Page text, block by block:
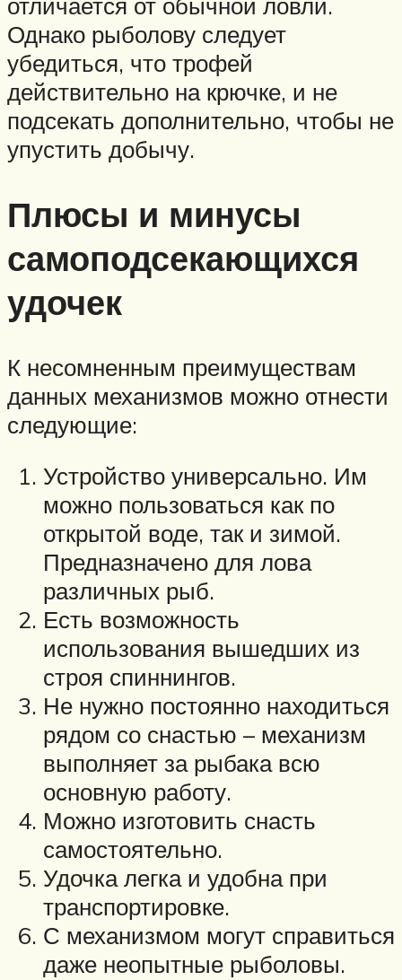
Однако рыболову следует
убедиться, что трофей
действительно на крючке, и не
подсекать дополнительно, чтобы не
упустить добычу.
Плюсы и минусы
самоподсекающихся
удочек
К несомненным преимуществам
данных механизмов можно отнести
следующие:
Устройство универсально. Им
можно пользоваться как по
открытой воде, так и зимой.
Предназначено для лова
различных рыб.
Есть возможность
использования вышедших из
строя спиннингов.
Не нужно постоянно находиться
рядом со снастью – механизм
выполняет за рыбака всю
основную работу.
Можно изготовить снасть
самостоятельно.
Удочка легка и удобна при
транспортировке.
С механизмом могут справиться
даже неопытные рыболовы.